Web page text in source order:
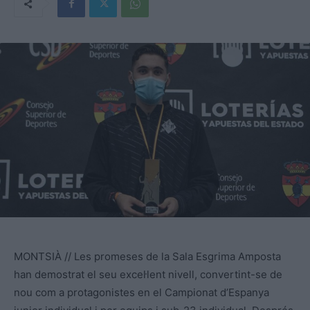
MONTSIÀ // Les promeses de la Sala Esgrima Amposta
han demostrat el seu excel·lent nivell, convertint-se de
nou com a protagonistes en el Campionat d’Espanya